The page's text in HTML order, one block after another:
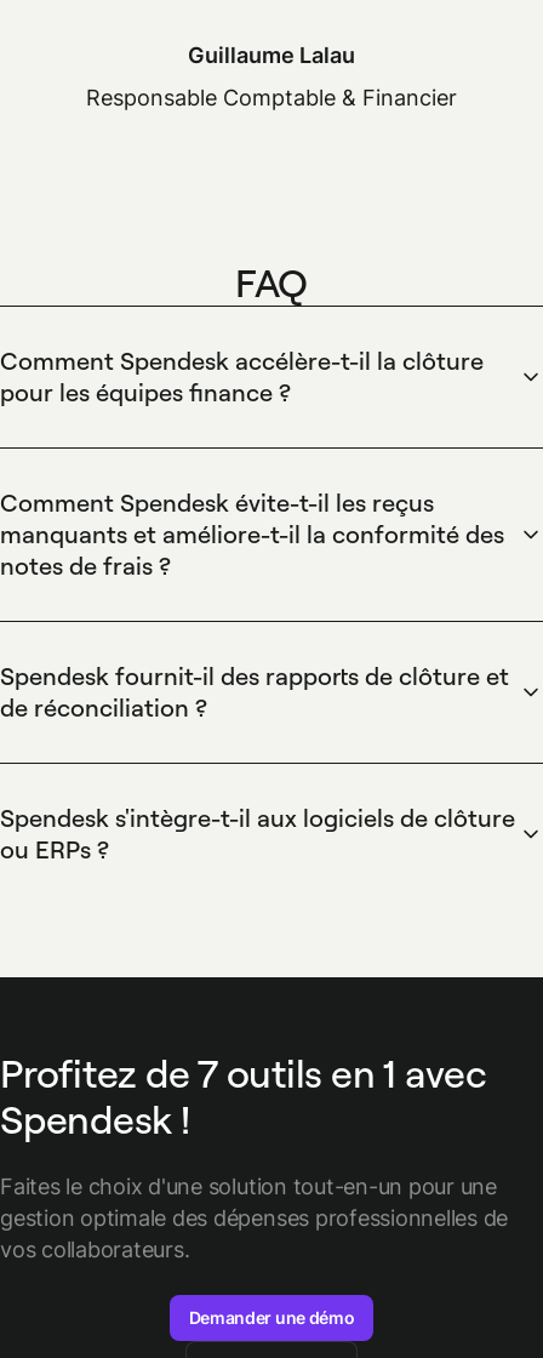
Guillaume Lalau
Responsable Comptable & Financier
FAQ
Comment Spendesk accélère-t-il la clôture
pour les équipes finance ?
en automatisant la capture des reçus et le rapprochement,
et en exportant les transactions déjà catégorisées vers la
comptabilité. Les workflows d'approbation et les contrôles
en temps réel réduisent les retards et les erreurs.
Comment Spendesk évite-t-il les reçus
manquants et améliore-t-il la conformité des
notes de frais ?
mobile), associe les reçus aux transactions et bloque ou
alerte en cas de manquement. Les politiques configurables
et les rapports aident à faire respecter la conformité.
Spendesk fournit-il des rapports de clôture et
de réconciliation ?
pour suivre les transactions, les approbations en attente et
les données exportées vers la comptabilité, ce qui facilite la
clôture.
Spendesk s'intègre-t-il aux logiciels de clôture
ou ERPs ?
Profitez de 7 outils en 1 avec
Spendesk !
Faites le choix d'une solution tout-en-un pour une
gestion optimale des dépenses professionnelles de
vos collaborateurs.
Demander une démo